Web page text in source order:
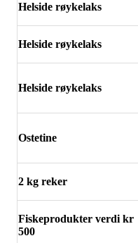
Helside røykelaks
Helside røykelaks
Helside røykelaks
Ostetine
2 kg reker
Fiskeprodukter verdi kr
500